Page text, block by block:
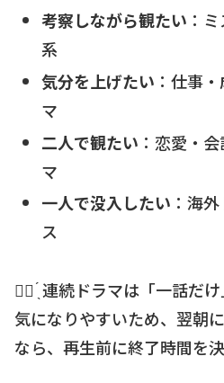
考察しながら観たい ：
系
気分を上げたい ：仕事
マ
二人で観たい ：恋愛・
マ
一人で没入したい ：海
ス
☝🏻 ̖́ 連続ドラマは「一話だ
気になりやすいため、翌朝
なら、再生前に終了時間を